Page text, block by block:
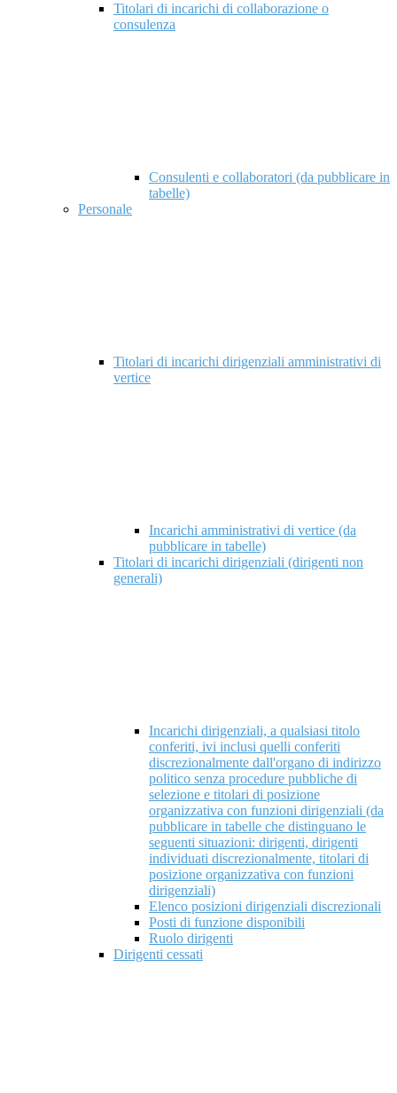
Titolari di incarichi di collaborazione o
consulenza
Consulenti e collaboratori (da pubblicare in
tabelle)
Personale
Titolari di incarichi dirigenziali amministrativi di
vertice
Incarichi amministrativi di vertice (da
pubblicare in tabelle)
Titolari di incarichi dirigenziali (dirigenti non
generali)
Incarichi dirigenziali, a qualsiasi titolo
conferiti, ivi inclusi quelli conferiti
discrezionalmente dall'organo di indirizzo
politico senza procedure pubbliche di
selezione e titolari di posizione
organizzativa con funzioni dirigenziali (da
pubblicare in tabelle che distinguano le
seguenti situazioni: dirigenti, dirigenti
individuati discrezionalmente, titolari di
posizione organizzativa con funzioni
dirigenziali)
Elenco posizioni dirigenziali discrezionali
Posti di funzione disponibili
Ruolo dirigenti
Dirigenti cessati